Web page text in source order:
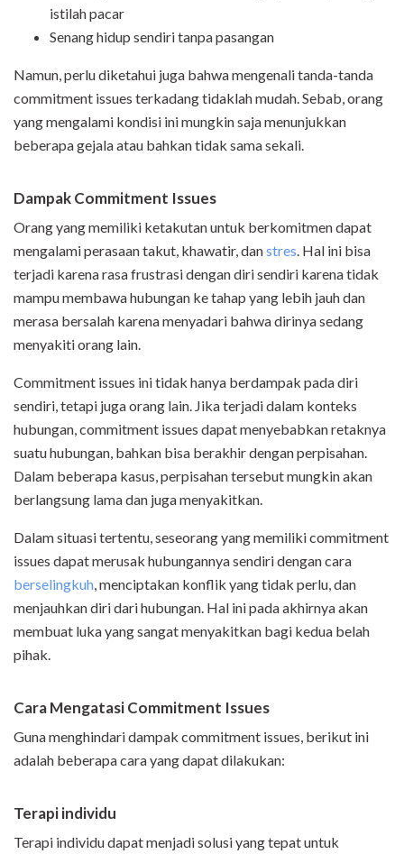
istilah pacar
Senang hidup sendiri tanpa pasangan
Namun, perlu diketahui juga bahwa mengenali tanda-tanda
commitment issues terkadang tidaklah mudah. Sebab, orang
yang mengalami kondisi ini mungkin saja menunjukkan
beberapa gejala atau bahkan tidak sama sekali.
Dampak Commitment Issues
Orang yang memiliki ketakutan untuk berkomitmen dapat
mengalami perasaan takut, khawatir, danstres. Hal ini bisa
terjadi karena rasa frustrasi dengan diri sendiri karena tidak
mampu membawa hubungan ke tahap yang lebih jauh dan
merasa bersalah karena menyadari bahwa dirinya sedang
menyakiti orang lain.
Commitment issues ini tidak hanya berdampak pada diri
sendiri, tetapi juga orang lain. Jika terjadi dalam konteks
hubungan, commitment issues dapat menyebabkan retaknya
suatu hubungan, bahkan bisa berakhir dengan perpisahan.
Dalam beberapa kasus, perpisahan tersebut mungkin akan
berlangsung lama dan juga menyakitkan.
Dalam situasi tertentu, seseorang yang memiliki commitment
issues dapat merusak hubungannya sendiri dengan cara
berselingkuh, menciptakan konflik yang tidak perlu, dan
menjauhkan diri dari hubungan. Hal ini pada akhirnya akan
membuat luka yang sangat menyakitkan bagi kedua belah
pihak.
Cara Mengatasi Commitment Issues
Guna menghindari dampak commitment issues, berikut ini
adalah beberapa cara yang dapat dilakukan:
Terapi individu
Terapi individu dapat menjadi solusi yang tepat untuk